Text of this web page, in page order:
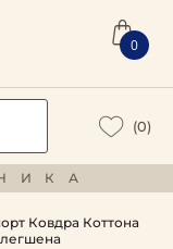
0
(0)
Ковдра Коттона